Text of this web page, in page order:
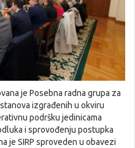
je Posebna radna grupa za
izgrađenih u okviru
podršku jedinicama
i sprovođenju postupka
je SIRP sproveden u obavezi